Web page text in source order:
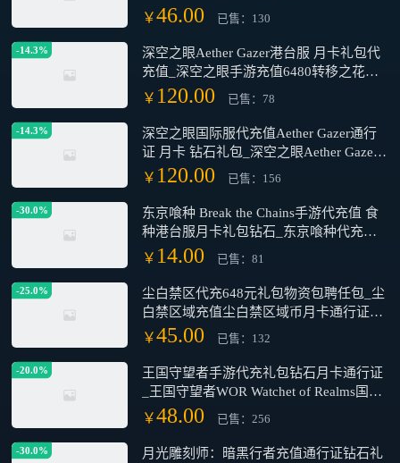
弹堂大冒险怀旧版点券全部面值代充
￥46.00 已售：130
-14.3%
深空之眼Aether Gazer港台服 月卡礼包代
充值_深空之眼手游充值6480转移之花礼
包_深空之眼Aether Gazer代充商城所有礼
包 通行证 月卡
￥ 120.00 已售：78
-14.3%
深空之眼国际服代充值Aether Gazer通行
证 月卡 钻石礼包_深空之眼Aether Gazer
充值月卡6480礼包代充_深空之眼代充商
￥ 120.00 已售：156
-30.0%
东京喰种 Break the Chains手游代充值 食
种港台服月卡礼包钻石_东京喰种代充值
港台服基金 通行证 钻石_东京喰种 Break
the Chains充值钻石基金通行证礼包代充
￥ 14.00 已售：81
-25.0%
尘白禁区代充648元礼包物资包聘任包_尘
白禁区域充值尘白禁区域币月卡通行证礼
包代充_尘白禁区域国际服日服港台服充
￥45.00 已售：132
-20.0%
王国守望者手游代充礼包钻石月卡通行证
_王国守望者WOR Watchet of Realms国际
服礼包通行证月卡代充_王国守望者代充
商城所有礼包通行证
￥48.00 已售：256
-30.0% 月光雕刻师：暗黑行者充值通行证钻石礼